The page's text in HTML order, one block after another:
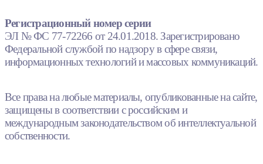
Регистрационный номер серии
ЭЛ № ФС 77-72266 от 24.01.2018. Зарегистрировано
Федеральной службой по надзору в сфере связи,
информационных технологий и массовых коммуникаций.
Все права на любые материалы, опубликованные на сайте,
защищены в соответствии с российским и
международным законодательством об интеллектуальной
собственности.